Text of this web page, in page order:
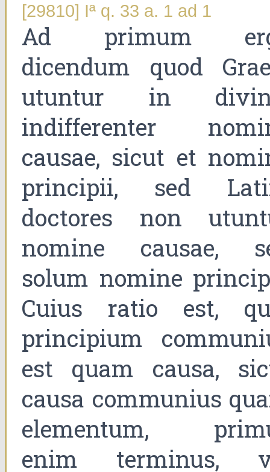
[29810] Iª q. 33 a. 1 ad 1
Ad primum
dicendum quod
utuntur in
indifferenter
causae, sicut et
principii, sed
doctores non
nomine causae,
solum nomine
Cuius ratio est,
principium
est quam causa,
causa communius
elementum,
enim terminus,